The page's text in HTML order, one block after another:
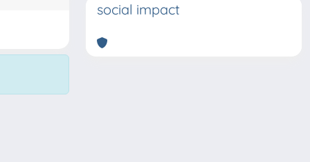
social impact